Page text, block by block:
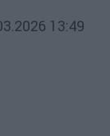
13:49